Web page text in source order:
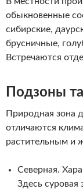
обыкновенные
сибирские,
брусничные,
Встречаются
Подзоны
Природная зона
отличаются
растительным и
Северная.
Здесь